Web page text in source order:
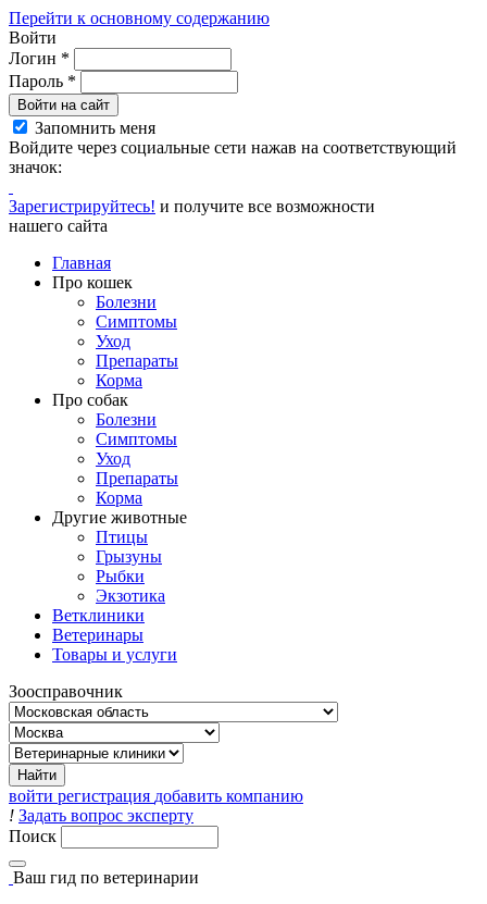
Перейти к основному содержанию
Войти
Логин *
Пароль *
Войти на сайт
Запомнить меня
Войдите через социальные сети нажав на соответствующий
значок:
Зарегистрируйтесь! и получите все возможности
нашего сайта
Главная
Про кошек
Болезни
Симптомы
Уход
Препараты
Корма
Про собак
Болезни
Симптомы
Уход
Препараты
Корма
Другие животные
Птицы
Грызуны
Рыбки
Экзотика
Ветклиники
Ветеринары
Товары и услуги
Зоосправочник
войти регистрация добавить компанию
! Задать вопрос эксперту
Поиск
Ваш гид по ветеринарии